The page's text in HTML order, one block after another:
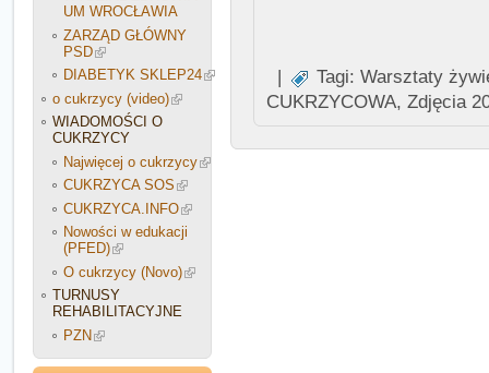
UM WROCŁAWIA
ZARZĄD GŁÓWNY
PSD
DIABETYK SKLEP24
o cukrzycy (video)
WIADOMOŚCI O
CUKRZYCY
Najwięcej o cukrzycy
CUKRZYCA SOS
CUKRZYCA.INFO
Nowości w edukacji
(PFED)
O cukrzycy (Novo)
TURNUSY
REHABILITACYJNE
PZN
| Tagi: Warsztaty
CUKRZYCOWA, Zdjęcia